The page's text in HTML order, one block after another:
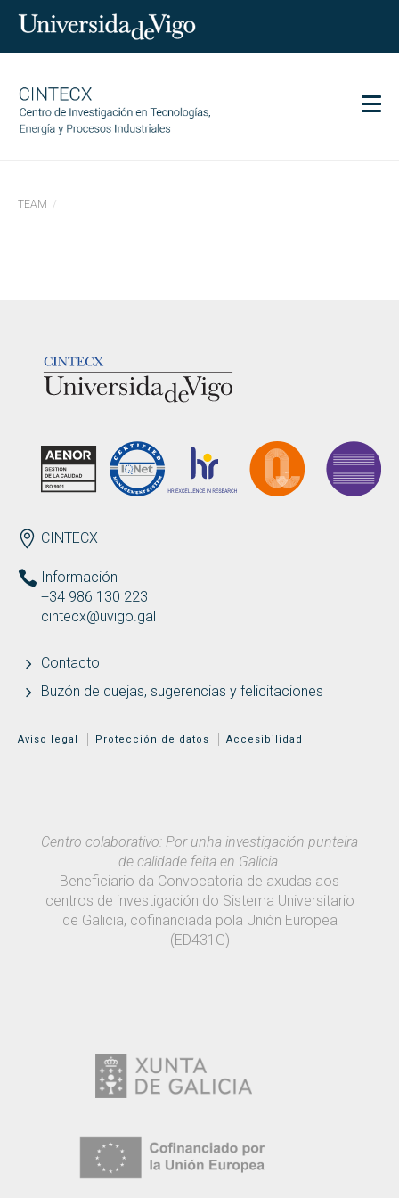
Investigación
Igualdad
GL EN Search
por:
BUSCAR
TEAM
ENDEREZO ES
CINTECX
Información
+34 986 130 223
cintecx@uvigo.gal
Contacto
Buzón de quejas, sugerencias y felicitaciones
MENÚ ADICIONAL
Aviso legal Protección de datos Accesibilidad
Centro colaborativo: Por unha investigación punteira
de calidade feita en Galicia.
Beneficiario da Convocatoria de axudas aos
centros de investigación do Sistema Universitario
de Galicia, cofinanciada pola Unión Europea
(ED431G)